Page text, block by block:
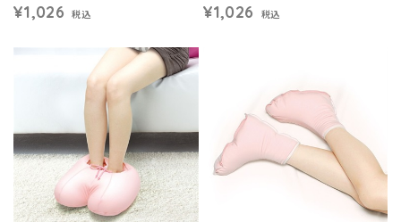
¥1,026 税込 ¥1,026 税込